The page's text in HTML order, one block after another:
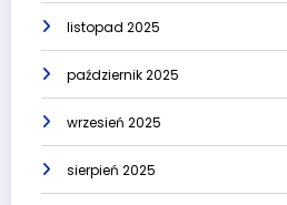
listopad 2025
październik 2025
wrzesień 2025
sierpień 2025